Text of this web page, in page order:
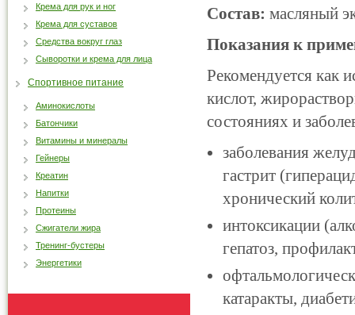
Состав: масляный
Показания к
Рекомендуется как
кислот,
состояниях и
заболевания
гастрит
хронический
интоксикации
гепатоз,
катаракты,
Крема для рук и ног
Крема для суставов
Средства вокруг глаз
Сыворотки и крема для лица
Спортивное питание
Аминокислоты
Батончики
Витамины и минералы
Гейнеры
Креатин
Напитки
Протеины
Сжигатели жира
Тренинг-бустеры
Энергетики